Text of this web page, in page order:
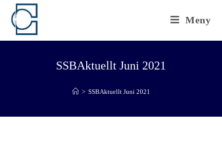
Meny
SSBAktuellt Juni 2021
> SSBAktuellt Juni 2021